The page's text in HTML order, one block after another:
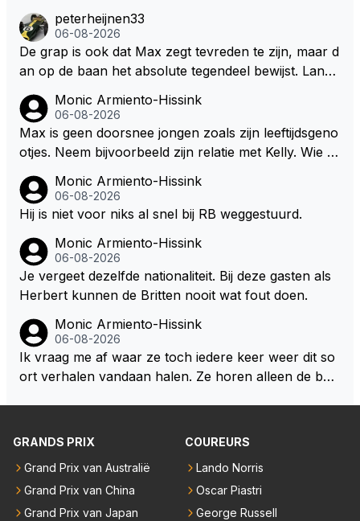
m/haar van zijn laatste zuurverdiende stuiver te ber
oven. De Staat heeft nooit ooit maar een stuiver in Z
andvoort willen investeren en dat zal ook nooit gebe
uren. Afdragen van BTW gelden en vergunningen bi
j dergelijke sportievefestiviteiten MOET je dan weer
wel afstaan, de parasiet.
peterheijnen33
06-08-2026
De grap is ook dat Max zegt tevreden te zijn, maar d
an op de baan het absolute tegendeel bewijst. Lando
dan eigenlijk niet echt zien. ;)
Monic Armiento-Hissink
06-08-2026
Max is geen doorsnee jongen zoals zijn leeftijdsgeno
otjes. Neem bijvoorbeeld zijn relatie met Kelly. Wie g
artjes ouder is en al een kleine heeft van een voorm
alig RB-lid op de leeftijd van 23 jaar? Hij doet dingen
oon. Ieder jaar is er in Hongarije een uitje voor zijn t
eam. Op 28-jarige leeftijd is hij al eigenaar van een su
ccesvol raceteam. Hij is niet alleen speciaal in de aut
Monic Armiento-Hissink
06-08-2026
Hij is niet voor niks al snel bij RB weggestuurd.
Monic Armiento-Hissink
06-08-2026
Je vergeet dezelfde nationaliteit. Bij deze gasten als
Herbert kunnen de Britten nooit wat fout doen.
Monic Armiento-Hissink
06-08-2026
Ik vraag me af waar ze toch iedere keer weer dit so
ort verhalen vandaan halen. Ze horen alleen de boa
emand weet wat er zich afspeelt achter gesloten de
iedereen is vertrokken. Dat er nu een paar jaar acht
er elkaar mensen een andere uitdagingen zoeken of
niet meer in de F1 willen werken is niet zo gek als de
GRANDS PRIX
Grand Prix van Australië
Grand Prix van China
Grand Prix van Japan
COUREURS
Lando Norris
Oscar Piastri
George Russell